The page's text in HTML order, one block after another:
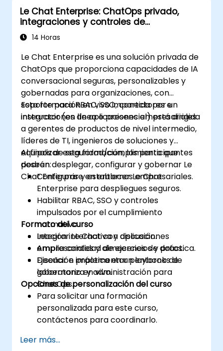
Le Chat Enterprise: ChatOps privado,
integraciones y controles de
administración
14 Horas
Le Chat Enterprise es una solución privada de
ChatOps que proporciona capacidades de IA
conversacional seguras, personalizables y
gobernadas para organizaciones, con
soporte para RBAC, SSO, conectores e
integraciones de aplicaciones empresariales.
Esta formación en vivo impartida por un
instructor (en línea o presencial) está dirigida
a gerentes de productos de nivel intermedio,
líderes de TI, ingenieros de soluciones y
equipos de seguridad/cumplimiento que
deseen desplegar, configurar y gobernar Le
Chat Enterprise en entornos empresariales.
Al finalizar esta formación, los participantes
podrán:
Configurar y establecer Le Chat
Enterprise para despliegues seguros.
Habilitar RBAC, SSO y controles
impulsados por el cumplimiento
normativo.
Integrar Le Chat con aplicaciones
empresariales y almacenes de datos.
Diseñar e implementar playbooks de
gobernanza y administración para
ChatOps.
Formato del curso
Lección interactiva y discusión.
Amplia cantidad de ejercicios y práctica.
Ejecución práctica en un entorno de
laboratorio en vivo.
Opciones de personalización del curso
Para solicitar una formación
personalizada para este curso,
contáctenos para coordinarlo.
Leer más...